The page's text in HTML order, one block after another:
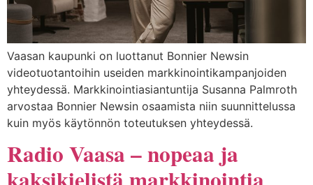
Vaasan kaupunki on luottanut Bonnier Newsin
videotuotantoihin useiden markkinointikampanjoiden
yhteydessä. Markkinointiasiantuntija Susanna Palmroth
arvostaa Bonnier Newsin osaamista niin suunnittelussa
kuin myös käytönnön toteutuksen yhteydessä.
Radio Vaasa – nopeaa ja